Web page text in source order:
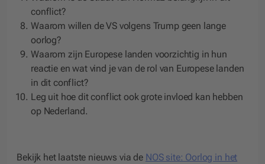
conflict?
Waarom willen de VS volgens Trump geen lange
oorlog?
Waarom zijn Europese landen voorzichtig in hun
reactie en wat vind je van de rol van Europese landen
in dit conflict?
Leg uit hoe dit conflict ook grote invloed kan hebben
op Nederland.
Bekijk het laatste nieuws via de NOS site: Oorlog in het